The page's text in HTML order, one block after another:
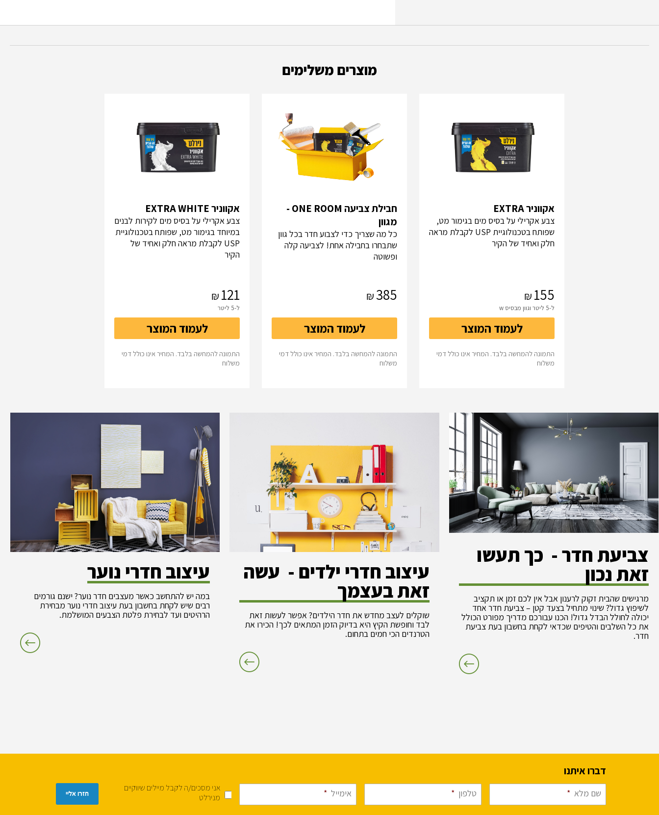
מוצרים משלימים
אקווניר EXTRA
צבע אקרילי על בסיס מים בגימור מט,
שפותח בטכנולוגיית USP לקבלת מראה
חלק ואחיד של הקיר
155
ל-5 ליטר וגוון מבסיס w
לעמוד המוצר
התמונה להמחשה בלבד. המחיר אינו כולל דמי
משלוח
חבילת צביעה ONE ROOM -
מגוון
כל מה שצריך כדי לצבוע חדר בכל גוון
שתבחרו בחבילה אחת! לצביעה קלה
ופשוטה
385
לעמוד המוצר
התמונה להמחשה בלבד. המחיר אינו כולל דמי
משלוח
אקווניר EXTRA WHITE
צבע אקרילי על בסיס מים לקירות לבנים
במיוחד בגימור מט, שפותח בטכנולוגיית
USP לקבלת מראה חלק ואחיד של
הקיר
121
ל-5 ליטר
לעמוד המוצר
התמונה להמחשה בלבד. המחיר אינו כולל דמי
משלוח
צביעת חדר - כך תעשו
זאת נכון
מרגישים שהבית זקוק לרענון אבל אין לכם זמן או תקציב
לשיפוץ גדול? שינוי מתחיל בצעד קטן – צביעת חדר אחד
יכולה לחולל הבדל גדול! הכנו עבורכם מדריך מפורט הכולל
את כל השלבים והטיפים שכדאי לקחת בחשבון בעת צביעת
חדר.
עיצוב חדרי ילדים - עשה
זאת בעצמך
שוקלים לעצב מחדש את חדר הילדים? אפשר לעשות זאת
לבד וחופשת הקיץ היא בדיוק הזמן המתאים לכך! הכירו את
הטרנדים הכי חמים בתחום.
עיצוב חדרי נוער
במה יש להתחשב כאשר מעצבים חדר נוער? ישנם גורמים
רבים שיש לקחת בחשבון בעת עיצוב חדרי נוער מבחירת
הרהיטים ועד לבחירת פלטת הצבעים המושלמת.
דברו איתנו
שם מלא * טלפון * אימייל *
אני מסכים/ה לקבל מיילים שיווקיים
מנירלט